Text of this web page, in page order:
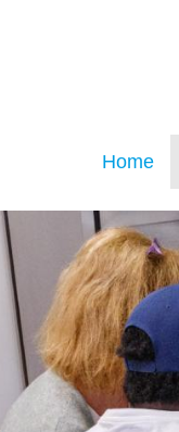
Main
Home